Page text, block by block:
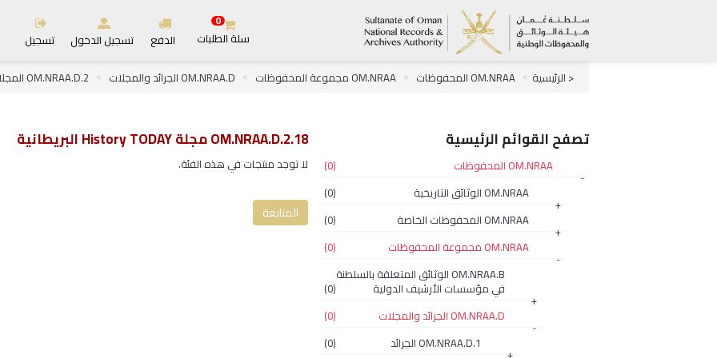
0
سلة الطلبات الدفع تسجيل الدخول تسجيل
< الرئيسية OM.NRAA المحفوظات OM.NRAA مجموعة المحفوظات OM.NRAA.D الجرائد والمجلات
OM.NRAA.D.2 المجلات
OM.NRAA.D.2.18 مجلة History TODAY البريطانية
لا توجد منتجات في هذه الفئة.
المتابعة
تصفح القوائم الرئيسية
OM.NRAA المحفوظات (0)
-
OM.NRAA الوثائق التاريخية (0)
+
OM.NRAA المحفوظات الخاصة (0)
+
OM.NRAA مجموعة المحفوظات (0)
-
OM.NRAA.B الوثائق المتعلقة بالسلطنة
في مؤسسات الأرشيف الدولية (0)
+
OM.NRAA.D الجرائد والمجلات (0)
-
OM.NRAA.D.1 الجرائد (0)